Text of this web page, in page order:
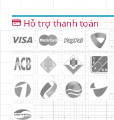
Hỗ trợ thanh toán